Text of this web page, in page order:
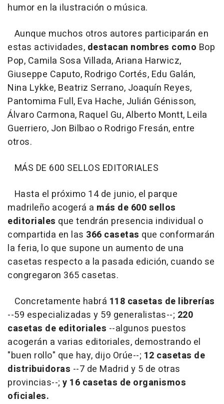
humor en la ilustración o música.
Aunque muchos otros autores participarán en
estas actividades, destacan nombres como Bop
Pop, Camila Sosa Villada, Ariana Harwicz,
Giuseppe Caputo, Rodrigo Cortés, Edu Galán,
Nina Lykke, Beatriz Serrano, Joaquín Reyes,
Pantomima Full, Eva Hache, Julián Génisson,
Álvaro Carmona, Raquel Gu, Alberto Montt, Leila
Guerriero, Jon Bilbao o Rodrigo Fresán, entre
otros.
MÁS DE 600 SELLOS EDITORIALES
Hasta el próximo 14 de junio, el parque
madrileño acogerá a más de 600 sellos
editoriales que tendrán presencia individual o
compartida en las 366 casetas que conformarán
la feria, lo que supone un aumento de una
casetas respecto a la pasada edición, cuando se
congregaron 365 casetas.
Concretamente habrá 118 casetas de librerías
--59 especializadas y 59 generalistas--; 220
casetas de editoriales --algunos puestos
acogerán a varias editoriales, demostrando el
"buen rollo" que hay, dijo Orúe--; 12 casetas de
distribuidoras --7 de Madrid y 5 de otras
provincias--; y 16 casetas de organismos
oficiales.